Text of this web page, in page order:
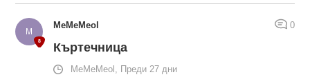
MeMeMeol 0
Къртечница
MeMeMeol, Преди 27 дни